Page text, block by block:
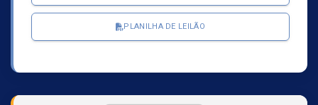
PLANILHA DE LEILÃO